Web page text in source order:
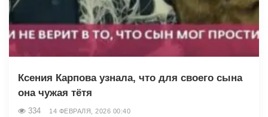
Ксения Карпова узнала, что для своего сына
она чужая тётя
334 14 ФЕВРАЛЯ, 2026 00:40